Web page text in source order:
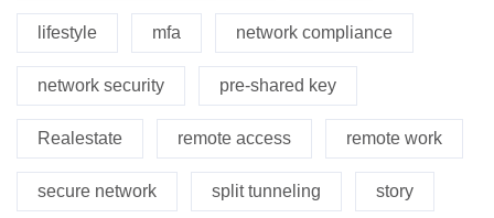
lifestyle mfa network compliance
network security pre-shared key
Realestate remote access remote work
secure network split tunneling story